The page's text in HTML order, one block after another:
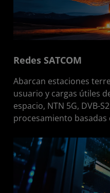
Redes SATCOM
Abarcan estaciones
usuario y cargas útiles
espacio, NTN 5G, DVB-
procesamiento basadas